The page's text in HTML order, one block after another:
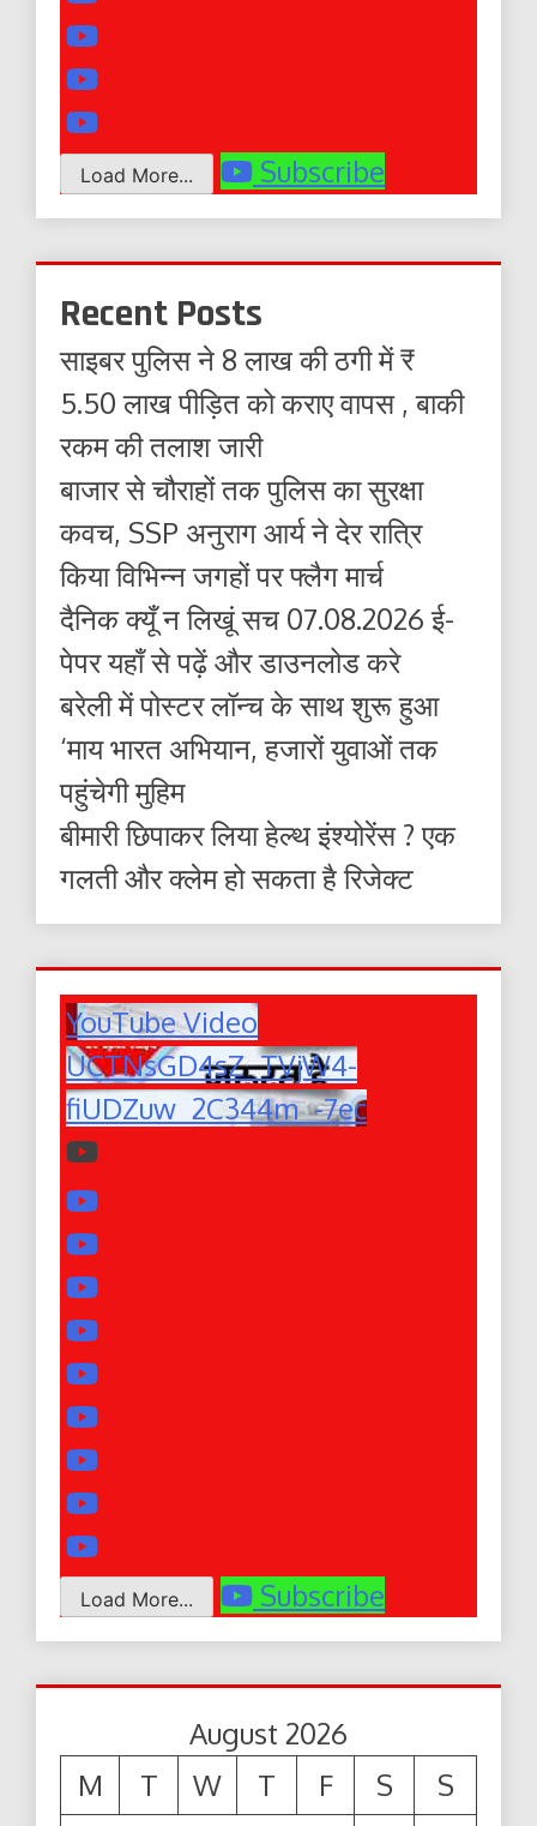
Load More... Subscribe
Recent Posts
साइबर पुलिस ने 8 लाख की ठगी में ₹
5.50 लाख पीड़ित को कराए वापस , बाकी
रकम की तलाश जारी
बाजार से चौराहों तक पुलिस का सुरक्षा
कवच, SSP अनुराग आर्य ने देर रात्रि
किया विभिन्न जगहों पर फ्लैग मार्च
दैनिक क्यूँ न लिखूं सच 07.08.2026 ई-
पेपर यहाँ से पढ़ें और डाउनलोड करे
बरेली में पोस्टर लॉन्च के साथ शुरू हुआ
‘माय भारत अभियान, हजारों युवाओं तक
पहुंचेगी मुहिम
बीमारी छिपाकर लिया हेल्थ इंश्योरेंस ? एक
गलती और क्लेम हो सकता है रिजेक्ट
YouTube Video
UCTNsGD4sZ_TVjW4-
fiUDZuw_2C344m_-7ec
Load More... Subscribe
August 2026
M
T W T F S
S